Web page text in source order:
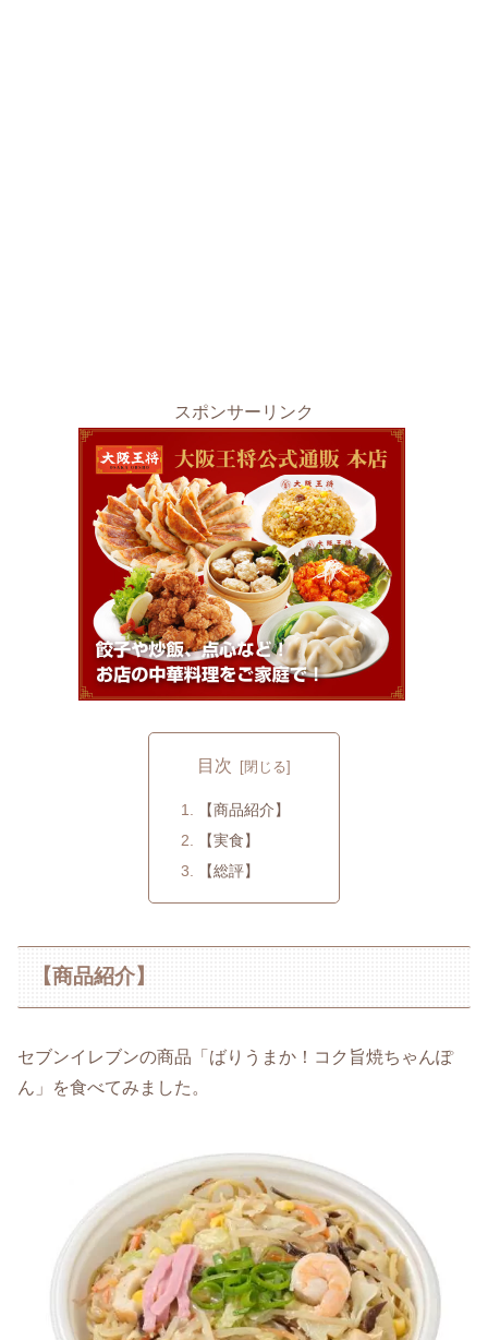
スポンサーリンク
目次
【商品紹介】
【実食】
【総評】
【商品紹介】
セブンイレブンの商品「ばりうまか！コク旨焼ちゃんぽ
ん」を食べてみました。